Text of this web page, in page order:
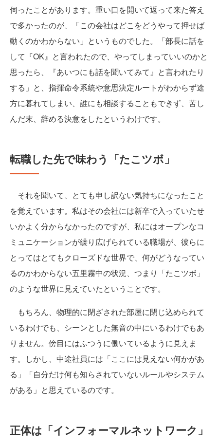
伺ったことがあります。重い口を開いて返って来た答え
で多かったのが、「この会社はどこをどうやって押せば
動くのかわからない」というものでした。「部長に話を
して『OK』と言われたので、やってしまっていいのかと
思ったら、『あいつにも話を聞いてみて』と言われたり
する」と、指揮命令系統や意思決定ルートがわからず途
方に暮れてしまい、誰にも相談することもできず、苦し
んだ末、辞める決意をしたというわけです。
転職した先で味わう「たこツボ」
それを聞いて、とても申し訳ない気持ちになったこと
を覚えています。私はその会社には新卒で入っていたせ
いかよく分からなかったのですが、私にはオープンなコ
ミュニケーションが繰り広げられている職場が、彼らに
とってはとてもクローズドな世界で、何がどうなってい
るのかわからない五里霧中の状況、つまり「たこツボ」
のような世界に見えていたということです。
もちろん、物理的に閉ざされた部屋に閉じ込められて
いるわけでも、シーンとした無音の中にいるわけでもあ
りません。傍目にはふつうに働いているように見えま
す。しかし、中途社員には「ここには見えない何かがあ
る」「自分だけ何も知らされていないルールやシステム
がある」と思えているのです。
正体は「インフォーマルネットワーク」